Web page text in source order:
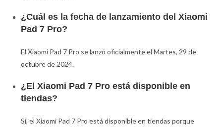
¿Cuál es la fecha de lanzamiento del Xiaomi
Pad 7 Pro?
El Xiaomi Pad 7 Pro se lanzó oficialmente el Martes, 29 de
octubre de 2024.
¿El Xiaomi Pad 7 Pro está disponible en
tiendas?
Sí, el Xiaomi Pad 7 Pro está disponible en tiendas porque